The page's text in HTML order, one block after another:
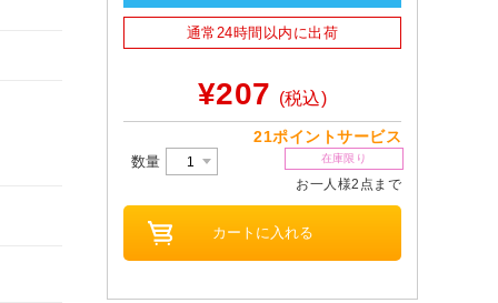
通常24時間以内に出荷
¥207 (税込)
21ポイントサービス
数量 在庫限り
お一人様2点まで